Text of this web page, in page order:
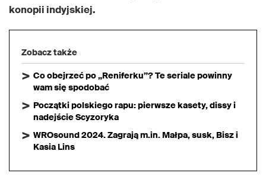
konopii indyjskiej.
Zobacz także
Co obejrzeć po „Reniferku”? Te seriale powinny
wam się spodobać
Początki polskiego rapu: pierwsze kasety, dissy i
nadejście Scyzoryka
WROsound 2024. Zagrają m.in. Małpa, susk, Bisz i
Kasia Lins